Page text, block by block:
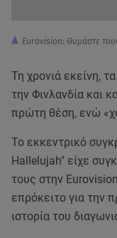
Eurovision: Θυμάστε
Τη χρονιά εκείνη,
την Φινλανδία και
πρώτη θέση, ενώ
Το εκκεντρικό
Hallelujah" είχε
τους στην
επρόκειτο για την
ιστορία του